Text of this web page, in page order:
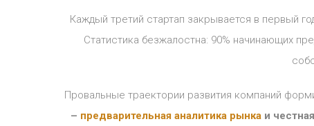
Каждый третий стартап закрывается в первый
Статистика безжалостна: 90% начинающих
Провальные траектории развития компаний
– предварительная аналитика рынкаи